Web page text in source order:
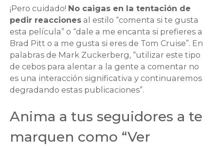
¡Pero cuidado! No caigas en la tentación de
pedir reacciones al estilo “comenta si te gusta
esta película” o “dale a me encanta si prefieres a
Brad Pitt o a me gusta si eres de Tom Cruise”. En
palabras de Mark Zuckerberg, “utilizar este tipo
de cebos para alentar a la gente a comentar no
es una interacción significativa y continuaremos
degradando estas publicaciones”.
Anima a tus seguidores a te
marquen como “Ver